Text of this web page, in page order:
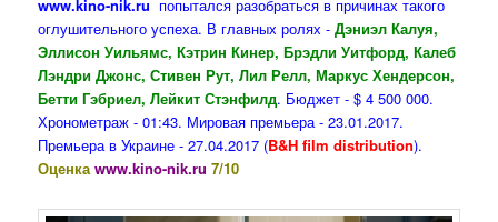
www.kino-nik.ru попытался разобраться в причинах такого
оглушительного успеха. В главных ролях -Дэниэл Калуя,
Эллисон Уильямс, Кэтрин Кинер, Брэдли Уитфорд, Калеб
Лэндри Джонс, Стивен Рут, Лил Релл, Маркус Хендерсон,
Бетти Гэбриел, Лейкит Стэнфилд. Бюджет - $ 4 500 000.
Хронометраж - 01:43. Мировая премьера - 23.01.2017.
Премьера в Украине - 27.04.2017 (B&H film distribution).
Оценкаwww.kino-nik.ru7/10